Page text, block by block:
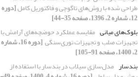
طراحی شده با روش‌های تاگوچی و فاکتوریل کامل[دوره
12، شماره 2، 1396، صفحه 35-44]
بلوک‌های میانی مقایسه عملکرد حوضچه‌های آرامش با
تجهیزات صلب ‏ و تجهیزات توری‌سنگی ‏ [دوره 16، شماره
2، 1400، صفحه 91-105]
بندسار مدل‌سازی سیلاب در بندسار با استفاده از